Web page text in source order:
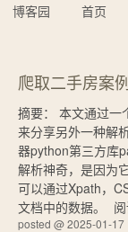
博客园 首页
爬取二手房案
摘要： 本文通过一
来分享另外一种解
器python第三方库
解析神奇，是因为
可以通过Xpath，
文档中的数据。
posted @ 2025-01-